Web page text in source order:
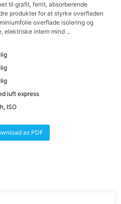
til grafit, ferrit, absorberende
produkter for at styrke overfladen
overflade isolering og
elektriske intern mind ...
luft express
ISO
as PDF